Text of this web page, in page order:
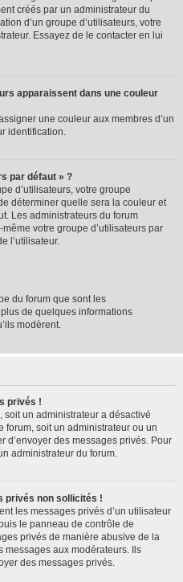
créés par un administrateur du
d’un groupe d’utilisateurs, votre
Essayez de le contacter en lui
apparaissent dans une couleur
une couleur aux membres d’un
identification.
par défaut » ?
d’utilisateurs, votre groupe
déterminer quelle sera la couleur et
Les administrateurs du forum
votre groupe d’utilisateurs par
l’utilisateur.
du forum que sont les
de quelques informations
modèrent.
privés !
soit un administrateur a désactivé
forum, soit un administrateur ou un
d’envoyer des messages privés. Pour
administrateur du forum.
privés non sollicités !
les messages privés d’un utilisateur
le panneau de contrôle de
privés de manière abusive de la
messages aux modérateurs. Ils
des messages privés.